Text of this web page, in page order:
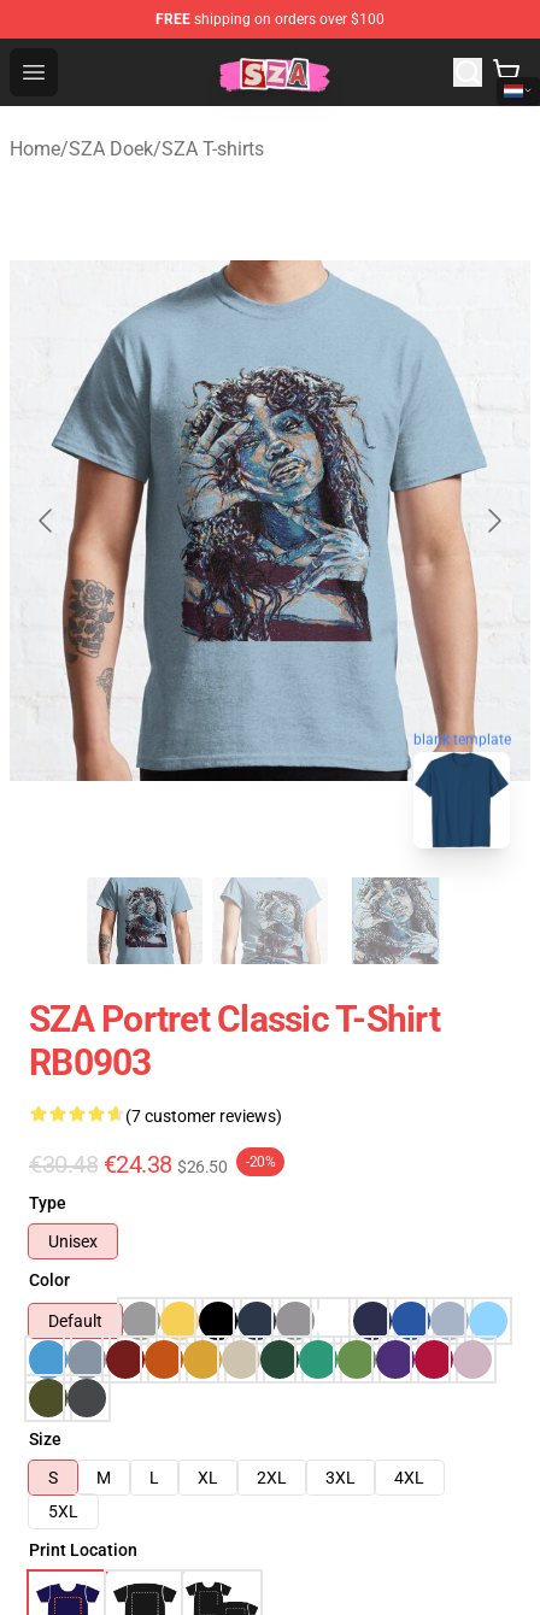
FREE shipping on orders over $100
Open menu
SZA Shop - Official SZA Merchandise Store
Home/SZA Doek/SZA T-shirts
blank template
SZA Portret Classic T-Shirt
RB0903
(7 customer reviews)
€30.48 €24.38 $26.50 -20%
Type
Unisex
Color
Default
Size
S
M L XL 2XL 3XL
4XL
5XL
Print Location